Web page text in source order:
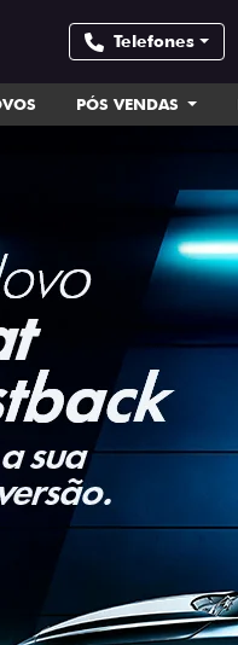
Telefones
PÓS VENDAS